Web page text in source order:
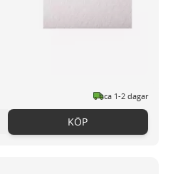
ca 1-2 dagar
KÖP